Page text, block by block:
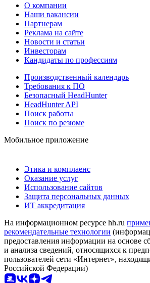
О компании
Наши вакансии
Партнерам
Реклама на сайте
Новости и статьи
Инвесторам
Кандидаты по профессиям
Производственный календарь
Требования к ПО
Безопасный HeadHunter
HeadHunter API
Поиск работы
Поиск по резюме
Мобильное приложение
Этика и комплаенс
Оказание услуг
Использование сайтов
Защита персональных данных
ИТ аккредитация
На информационном ресурсе hh.ru
рекомендательные технологии
предоставления информации на основе
и анализа сведений, относящихся к
пользователей сети «Интернет»,
Российской Федерации)